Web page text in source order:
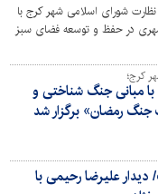
شورای اسلامی شهر کرج با
در حفظ و توسعه فضای سبز
پس از تحقق ساخت بیش از
در سال دوم از شورای ششم، تعهد
برنامه‌ها بود. افتتاح "پارک
و کودک" در منطقه ۶ یک مورد از آن افتخارات ماندگار
و کودکان عزیز این شهر
کرج؛
مبانی جنگ شناختی و
رمضان» برگزار شد
دیدار علیرضا رحیمی با